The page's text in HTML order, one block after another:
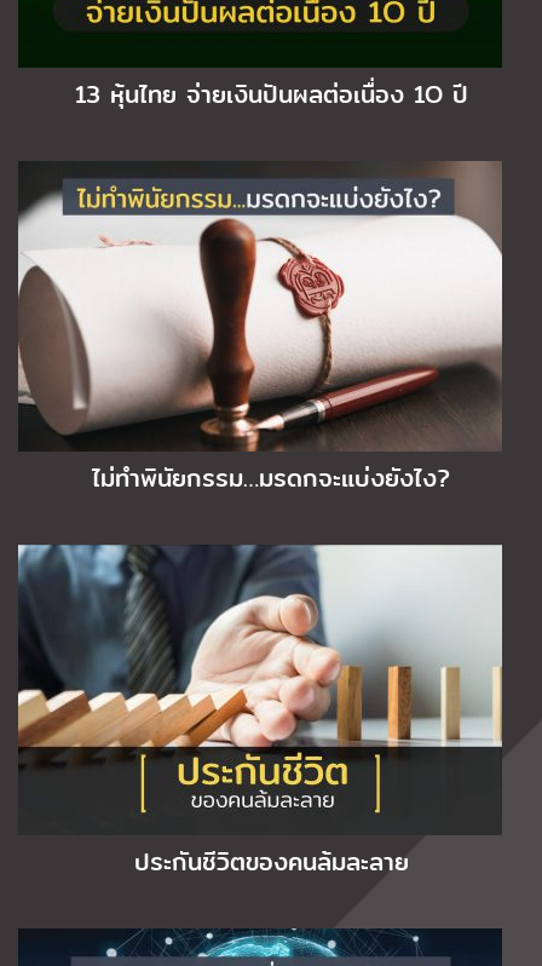
13 หุ้นไทย จ่ายเงินปันผลต่อเนื่อง 1O ปี
ไม่ทำพินัยกรรม…มรดกจะแบ่งยังไง?
ประกันชีวิตของคนล้มละลาย